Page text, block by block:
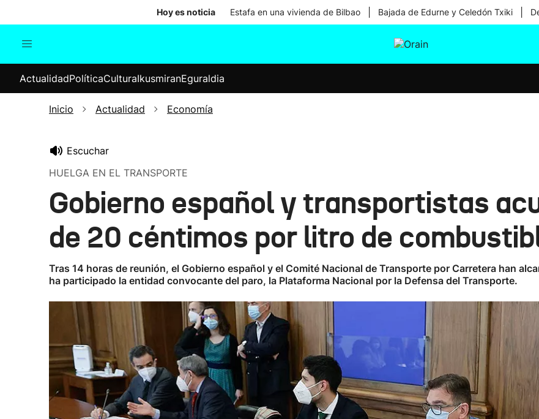
Hoy es noticia Estafa en una vivienda de Bilbao Bajada de Edurne y Celedón Txiki
Internacional
Elecciones
ActualidadPolíticaCulturaIkusmiranEguraldia
Inicio Actualidad Economía
Escuchar
HUELGA EN EL TRANSPORTE
Gobierno español y transportistas
de 20 céntimos por litro de
Tras 14 horas de reunión, el Gobierno español y el Comité Nacional de Transporte por Carretera han
ha participado la entidad convocante del paro, la Plataforma Nacional por la Defensa del Transporte.